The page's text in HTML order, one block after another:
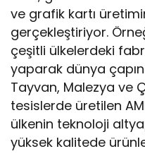
ve grafik kartı
gerçekleştiriyor.
çeşitli ülkelerdeki
yaparak dünya
Tayvan, Malezya ve
tesislerde üretilen
ülkenin teknoloji
yüksek kalitede